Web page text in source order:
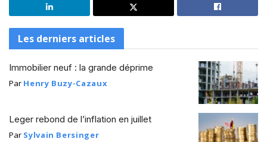
Les derniers articles
Immobilier neuf : la grande déprime
Par Henry Buzy-Cazaux
Leger rebond de l’inflation en juillet
Par Sylvain Bersinger